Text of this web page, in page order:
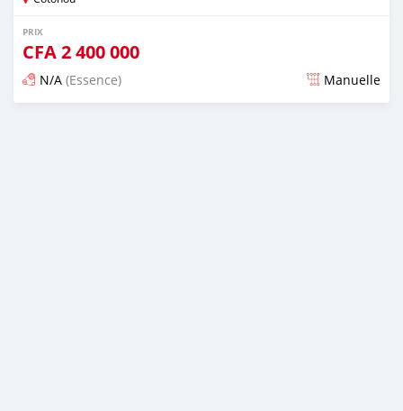
PRIX
CFA2 400 000
N/A (Essence) Manuelle